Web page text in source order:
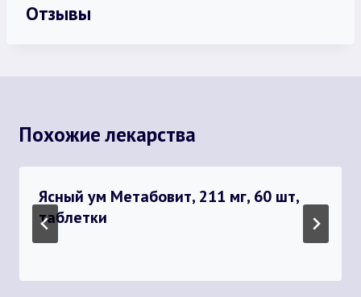
Отзывы
Похожие лекарства
Ясный ум Метабовит, 211 мг, 60 шт,
таблетки